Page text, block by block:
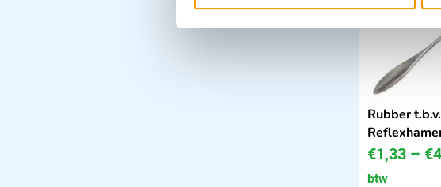
Rubber t.b.v.
€1,33 – €
btw